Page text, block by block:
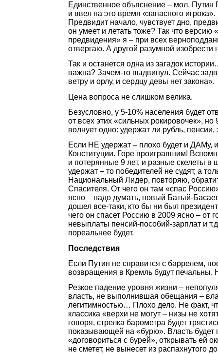
Единственное объяснение – мол,
и ввел на это время «запасного
Предвидит начало, чувствует дно,
он умеет и летать тоже? Так что версию
предвидения» я – при всех
отвергаю. А другой разумной изобрести
Так и останется одна из загадок
важна? Зачем-то выдвинул. Сейчас
ветру и орлу, и сердцу девы нет закона».
Цена вопроса не слишком велика.
Безусловно, у 5-10% населения будет
от всех этих «сильных рокировочек»,
волнует одно: удержат ли рубль, пенсии,
Если НЕ удержат – плохо будет и ДАМу,
Конституции. Горе проигравшим!
и потерянные 9 лет, и разные скелеты
удержат – то победителей не судят, а
Национальный Лидер, повторяю,
Спасителя. От чего он там «спас
ясно – надо думать, новый Батый-
дошел все-таки, кто бы ни был
чего он спасет Россию в 2009 ясно – от
невыплаты пенсий-пособий-зарплат и
пореальнее будет.
Последствия
Если Путин не справится с баррелем,
возвращения в Кремль будут печальны.
Резкое падение уровня жизни –
власть, не выполнившая обещания –
легитимностью… Плохо дело. Не факт,
классика «верхи не могут – низы не
говоря, стрелка барометра будет
показывающей на «бурю». Власть будет
«договориться с бурей», открывать ей
не сметет, не вынесет из распахнутого